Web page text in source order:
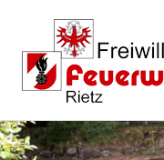
Zum
Inhalt